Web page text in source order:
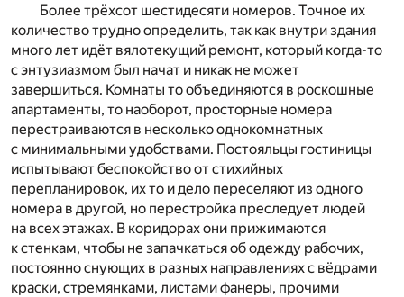
Более трёхсот шестидесяти номеров. Точное их
количество трудно определить, так как внутри здания
много лет идёт вялотекущий ремонт, который когда-то
с энтузиазмом был начат и никак не может
завершиться. Комнаты то объединяются в роскошные
апартаменты, то наоборот, просторные номера
перестраиваются в несколько однокомнатных
с минимальными удобствами. Постояльцы гостиницы
испытывают беспокойство от стихийных
перепланировок, их то и дело переселяют из одного
номера в другой, но перестройка преследует людей
на всех этажах. В коридорах они прижимаются
к стенкам, чтобы не запачкаться об одежду рабочих,
постоянно снующих в разных направлениях с вёдрами
краски, стремянками, листами фанеры, прочими